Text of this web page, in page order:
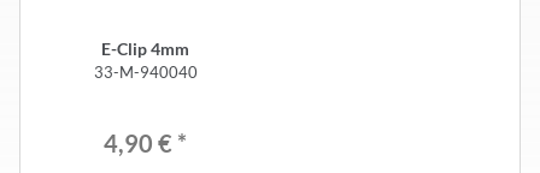
E-Clip 4mm
33-M-940040
4,90 € *